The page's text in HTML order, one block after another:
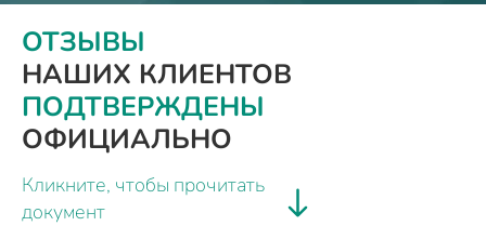
ОТЗЫВЫ
НАШИХ КЛИЕНТОВ
ПОДТВЕРЖДЕНЫ
ОФИЦИАЛЬНО
Кликните, чтобы прочитать
документ